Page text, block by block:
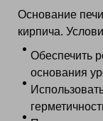
Основание
кирпича.
Обеспечить
основания